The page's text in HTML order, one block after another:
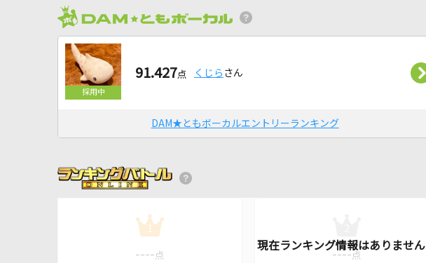
91.427点 くじら さん
DAM★ともボーカルエントリーランキング
1
---- 点
---- 点